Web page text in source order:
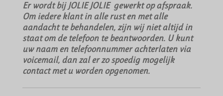
Er wordt bij JOLIE JOLIE gewerkt op afspraak.
Om iedere klant in alle rust en met alle
aandacht te behandelen, zijn wij niet altijd in
staat om de telefoon te beantwoorden. U kunt
uw naam en telefoonnummer achterlaten via
voicemail, dan zal er zo spoedig mogelijk
contact met u worden opgenomen.